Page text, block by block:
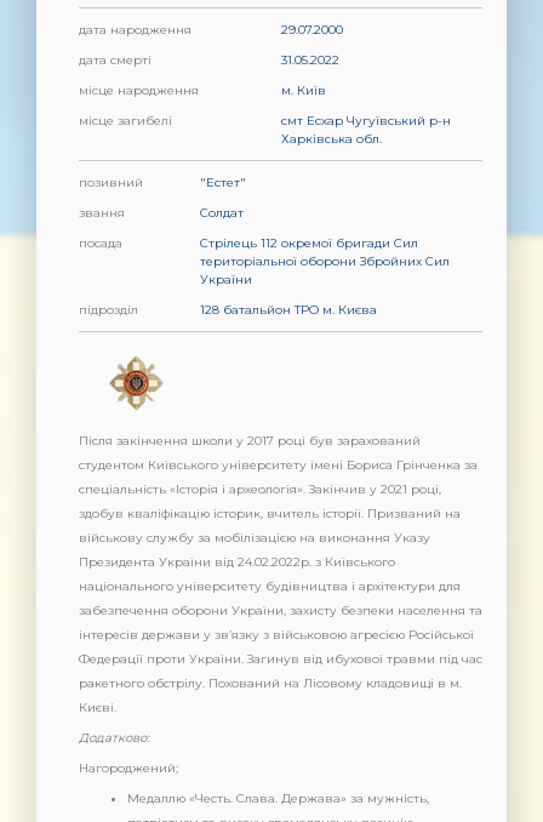
дата народження
29.07.2000
дата смерті
31.05.2022
місце народження
м. Київ
місце загибелі
смт Есхар Чугуївський р-н
Харківська обл.
позивний
"Естет"
звання
Солдат
посада
Стрілець 112 окремої бригади Сил
територіальної оборони Збройних Сил
України
підрозділ
128 батальйон ТРО м. Києва
Після закінчення школи у 2017 році був зарахований
студентом Київського університету імені Бориса Грінченка за
спеціальність «Історія і археологія». Закінчив у 2021 році,
здобув кваліфікацію історик, вчитель історії. Призваний на
військову службу за мобілізацією на виконання Указу
Президента України від 24.02.2022р. з Київського
національного університету будівництва і архітектури для
забезпечення оборони України, захисту безпеки населення та
інтересів держави у зв’язку з військовою агресією Російської
Федерації проти України. Загинув від ибухової травми під час
ракетного обстрілу. Похований на Лісовому кладовищі в м.
Києві.
Додатково:
Нагороджений;
Медаллю «Честь. Слава. Держава» за мужність,